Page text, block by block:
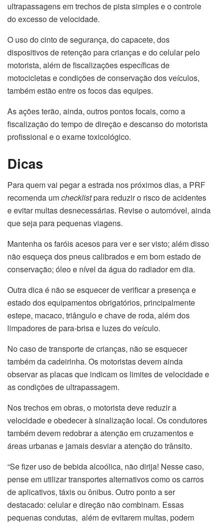
ultrapassagens em trechos de pista simples e o controle
do excesso de velocidade.
O uso do cinto de segurança, do capacete, dos
dispositivos de retenção para crianças e do celular pelo
motorista, além de fiscalizações específicas de
motocicletas e condições de conservação dos veículos,
também estão entre os focos das equipes.
As ações terão, ainda, outros pontos focais, como a
fiscalização do tempo de direção e descanso do motorista
profissional e o exame toxicológico.
Dicas
Para quem vai pegar a estrada nos próximos dias, a PRF
recomenda umchecklistpara reduzir o risco de acidentes
e evitar multas desnecessárias. Revise o automóvel, ainda
que seja para pequenas viagens.
Mantenha os faróis acesos para ver e ser visto; além disso
não esqueça dos pneus calibrados e em bom estado de
conservação; óleo e nível da água do radiador em dia.
Outra dica é não se esquecer de verificar a presença e
estado dos equipamentos obrigatórios, principalmente
estepe, macaco, triângulo e chave de roda, além dos
limpadores de para-brisa e luzes do veículo.
No caso de transporte de crianças, não se esquecer
também da cadeirinha. Os motoristas devem ainda
observar as placas que indicam os limites de velocidade e
as condições de ultrapassagem.
Nos trechos em obras, o motorista deve reduzir a
velocidade e obedecer à sinalização local. Os condutores
também devem redobrar a atenção em cruzamentos e
áreas urbanas e jamais desviar a atenção do trânsito.
“Se fizer uso de bebida alcoólica, não dirija! Nesse caso,
pense em utilizar transportes alternativos como os carros
de aplicativos, táxis ou ônibus. Outro ponto a ser
destacado: celular e direção não combinam. Essas
pequenas condutas, além de evitarem multas, podem